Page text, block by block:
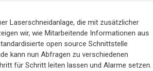
Laserschneidanlage, die mit zusätzlicher
wir, wie Mitarbeitende Informationen aus
open source Schnittstelle
kann nun Abfragen zu verschiedenen
für Schritt leiten lassen und Alarme setzen.